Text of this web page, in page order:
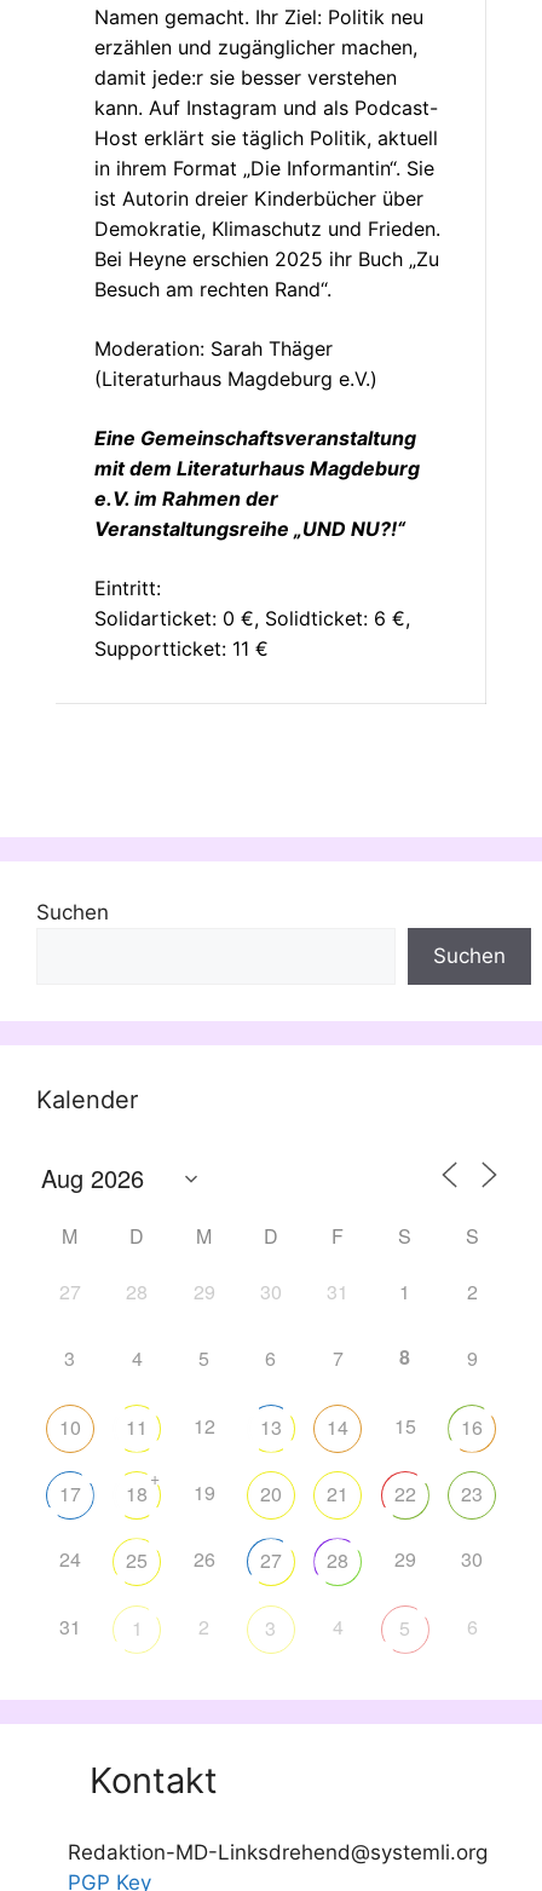
Namen gemacht. Ihr Ziel: Politik neu
erzählen und zugänglicher machen,
damit jede:r sie besser verstehen
kann. Auf Instagram und als Podcast-
Host erklärt sie täglich Politik, aktuell
in ihrem Format „Die Informantin“. Sie
ist Autorin dreier Kinderbücher über
Demokratie, Klimaschutz und Frieden.
Bei Heyne erschien 2025 ihr Buch „Zu
Besuch am rechten Rand“.
Moderation: Sarah Thäger
(Literaturhaus Magdeburg e.V.)
Eine Gemeinschaftsveranstaltung
mit dem Literaturhaus Magdeburg
e.V. im Rahmen der
Veranstaltungsreihe „UND NU?!“
Eintritt:
Solidarticket: 0 €, Solidticket: 6 €,
Supportticket: 11 €
Suchen
Suchen
Kalender
M D M D F S
S
27
28 29 30 31 1 2
3 4 5 6 7 8 9
10 11 12 13 14 15 16
17 18
+
19 20 21 22 23
24 25 26 27 28 29 30
31 1 2 3 4 5 6
Kontakt
Redaktion-MD-Linksdrehend@systemli.org
PGP Key